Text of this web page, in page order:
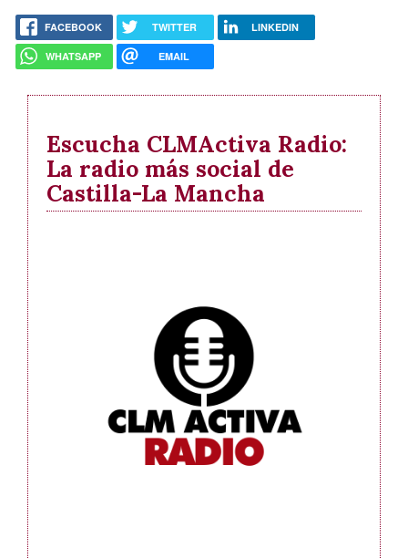
FACEBOOK TWITTER LINKEDIN
WHATSAPP EMAIL
Escucha CLMActiva Radio:
La radio más social de
Castilla-La Mancha